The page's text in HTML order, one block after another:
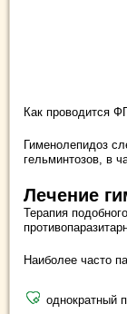
Как проводится
Гименолепидоз
гельминтозов, в
Лечение
Терапия
Наиболее часто
однократный